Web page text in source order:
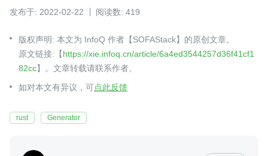
发布于: 2022-02-22 阅读数: 419
版权声明: 本文为 InfoQ 作者【SOFAStack】的原创文章。
原文链接:【https://xie.infoq.cn/article/6a4ed3544257d36f41cf1
82cc】。文章转载请联系作者。
如对本文有异议，可点此反馈
rust Generator